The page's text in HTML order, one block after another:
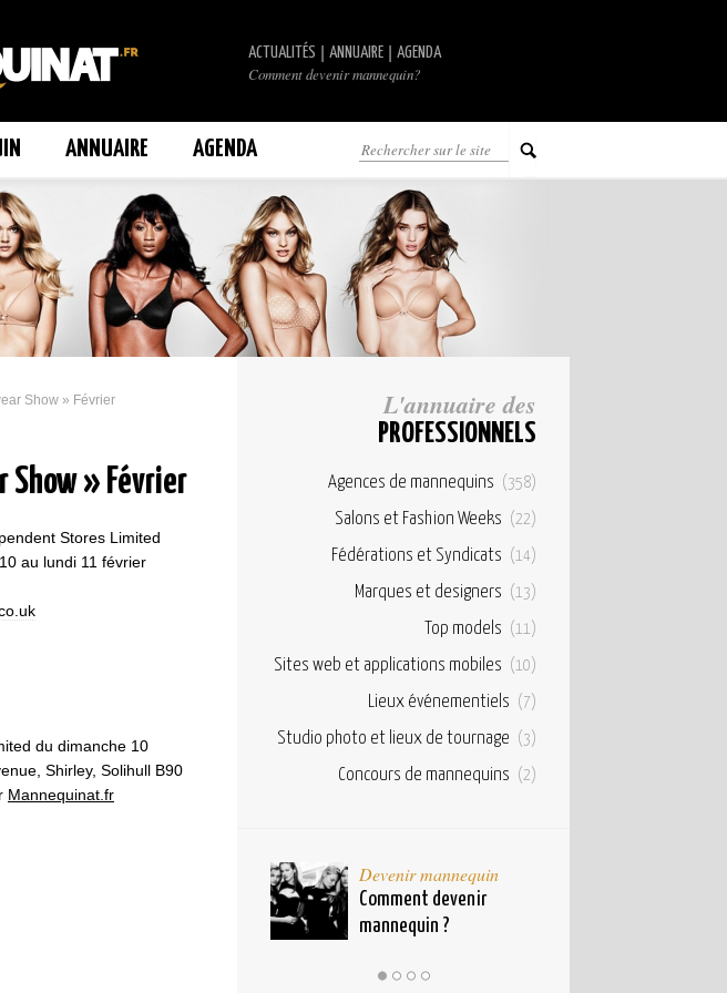
ACTUALITÉS ANNUAIRE AGENDA
Comment devenir mannequin?
ANNUAIRE AGENDA
Show » Février
Show » Février
Stores Limited
au lundi 11 février
du dimanche 10
Shirley, Solihull B90
Mannequinat.fr
L'annuaire des
PROFESSIONNELS
Agences de mannequins (358)
Salons et Fashion Weeks (22)
Fédérations et Syndicats (14)
Marques et designers (13)
Top models (11)
Sites web et applications mobiles (10)
Lieux événementiels (7)
Studio photo et lieux de tournage (3)
Concours de mannequins (2)
Devenir mannequin
Comment devenir
mannequin ?